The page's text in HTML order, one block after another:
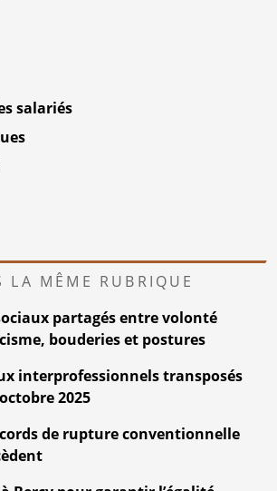
salariés
LA MÊME RUBRIQUE
partagés entre volonté
bouderies et postures
interprofessionnels transposés
2025
de rupture conventionnelle